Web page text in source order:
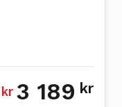
kr 3 189 kr